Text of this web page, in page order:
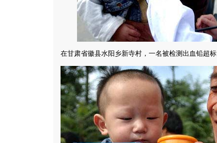
在甘肃省徽县水阳乡新寺村，一名被检测出血铅超